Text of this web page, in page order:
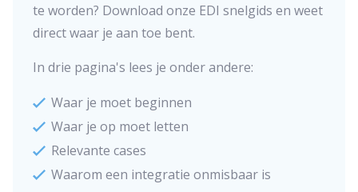
te worden? Download onze EDI snelgids en weet
direct waar je aan toe bent.
In drie pagina's lees je onder andere:
Waar je moet beginnen
Waar je op moet letten
Relevante cases
Waarom een integratie onmisbaar is